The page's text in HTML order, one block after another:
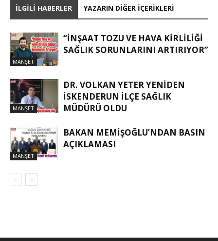
İLGILI HABERLER YAZARIN DIĞER İÇERIKLERI
MANŞET
“İNŞAAT TOZU VE HAVA KIRLILIĞI
SAĞLIK SORUNLARINI ARTIRIYOR”
MANŞET
DR. VOLKAN YETER YENIDEN
İSKENDERUN İLÇE SAĞLIK
MÜDÜRÜ OLDU
MANŞET
BAKAN MEMIŞOĞLU’NDAN BASIN
AÇIKLAMASI